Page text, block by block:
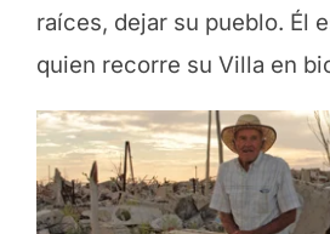
raíces, dejar su pueblo. Él
quien recorre su Villa en